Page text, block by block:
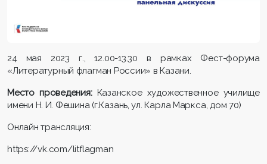
24 мая 2023 г., 12.00-13.30 в рамках Фест-форума
«Литературный флагман России» в Казани.
Место проведения:Казанское художественное училище
имени Н. И. Фешина (г.Казань, ул. Карла Маркса, дом 70)
Онлайн трансляция:
https://vk.com/litflagman